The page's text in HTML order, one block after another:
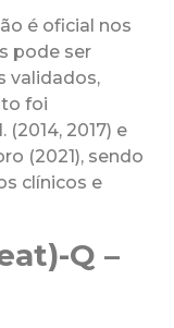
é oficial nos
pode ser
validados,
foi
2017) e
(2021), sendo
clínicos e
Q –